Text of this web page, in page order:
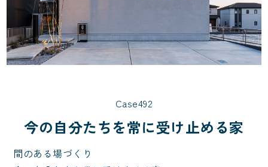
Case492
今の自分たちを常に受け止める家
間のある場づくり